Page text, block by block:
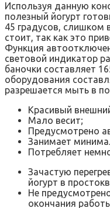
Используя данную
полезный йогурт
45 градусов, слишком
стоит, так как это
Функция
световой индикатор
баночки составляет
оборудования
разрешается мыть в
Красивый
Мало весит;
Предусмотрено
Занимает
Потребляет
Зачастую
йогурт в
Не
окончания